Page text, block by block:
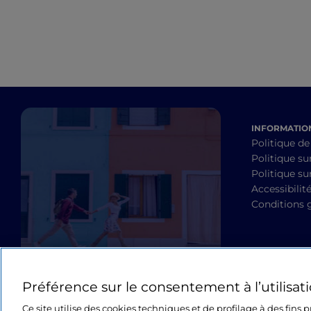
Politique
Politique
Politique
Accessibilité
Conditions
Préférence sur le consentement à
Ce site utilise des cookies techniques et de profilage à des